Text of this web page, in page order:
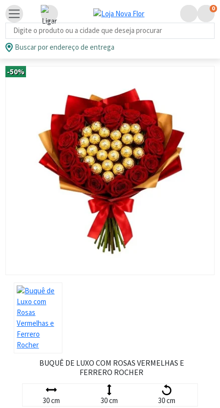
Busca de produtos
0
Buscar por endereço de entrega
-50%
BUQUÊ DE LUXO COM ROSAS VERMELHAS E
FERRERO ROCHER
30 cm 30 cm
30 cm